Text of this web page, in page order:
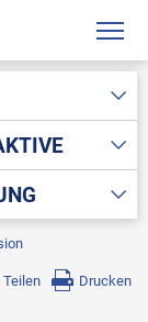
Teilen Drucken